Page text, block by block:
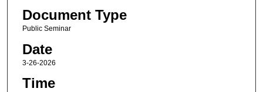
Document Type
Public Seminar
Date
3-26-2026
Time